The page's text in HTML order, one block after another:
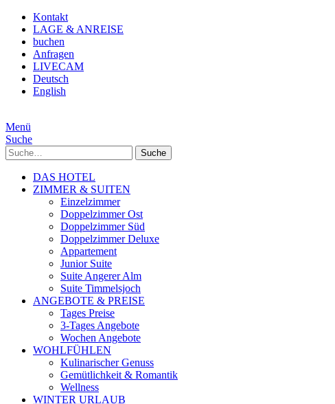
Kontakt
LAGE & ANREISE
buchen
Anfragen
LIVECAM
Deutsch
English
Menü
Suche
Suche
DAS HOTEL
ZIMMER & SUITEN
Einzelzimmer
Doppelzimmer Ost
Doppelzimmer Süd
Doppelzimmer Deluxe
Appartement
Junior Suite
Suite Angerer Alm
Suite Timmelsjoch
ANGEBOTE & PREISE
Tages Preise
3-Tages Angebote
Wochen Angebote
WOHLFÜHLEN
Kulinarischer Genuss
Gemütlichkeit & Romantik
Wellness
WINTER URLAUB